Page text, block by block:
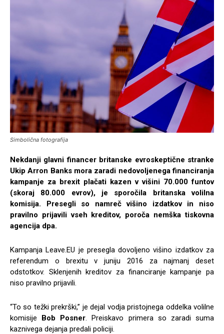
Simbolična fotografija
Nekdanji glavni financer britanske evroskeptične stranke
Ukip Arron Banks mora zaradi nedovoljenega financiranja
kampanje za brexit plačati kazen v višini 70.000 funtov
(skoraj 80.000 evrov), je sporočila britanska volilna
komisija. Presegli so namreč višino izdatkov in niso
pravilno prijavili vseh kreditov, poroča nemška tiskovna
agencija dpa.
Kampanja Leave.EU je presegla dovoljeno višino izdatkov za
referendum o brexitu v juniju 2016 za najmanj deset
odstotkov. Sklenjenih kreditov za financiranje kampanje pa
niso pravilno prijavili.
“To so težki prekrški,” je dejal vodja pristojnega oddelka volilne
komisije Bob Posner. Preiskavo primera so zaradi suma
kaznivega dejanja predali policiji.